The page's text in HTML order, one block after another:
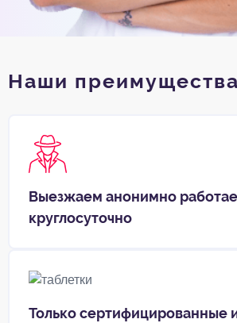
Наши преимущества
Выезжаем анонимно
круглосуточно
Только сертифицированные